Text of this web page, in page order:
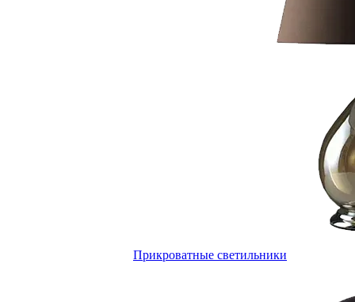
Прикроватные светильники